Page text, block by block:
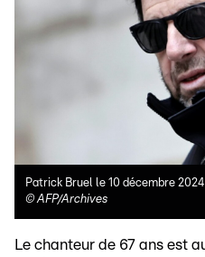
Patrick Bruel le 10 décembre
©AFP/Archives
Le chanteur de 67 ans est